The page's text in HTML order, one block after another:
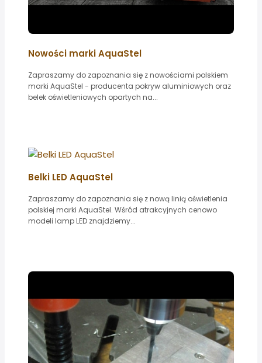
Nowości marki AquaStel
Zapraszamy do zapoznania się z nowościami polskiem
marki AquaStel - producenta pokryw aluminiowych oraz
belek oświetleniowych opartych na...
Belki LED AquaStel
Zapraszamy do zapoznania się z nową linią oświetlenia
polskiej marki AquaStel. Wśród atrakcyjnych cenowo
modeli lamp LED znajdziemy...